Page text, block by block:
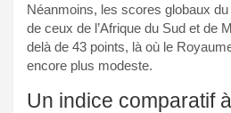
Néanmoins, les scores globaux
de ceux de l’Afrique du Sud et de
delà de 43 points, là où le
encore plus modeste.
Un indice comparatif